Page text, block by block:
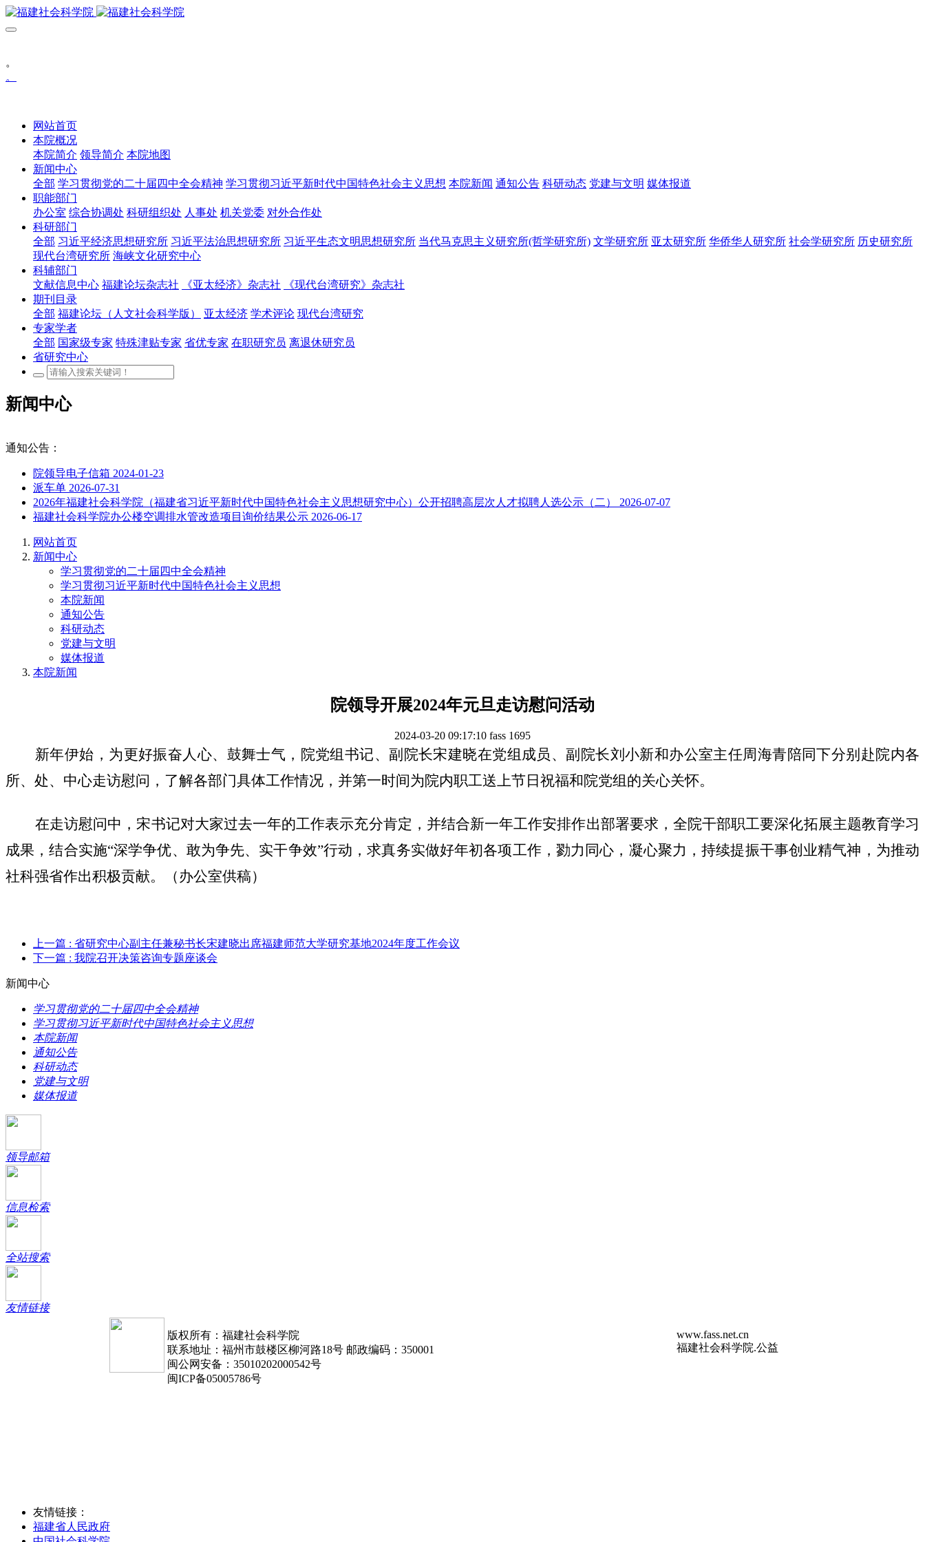
。
。
网站首页
本院概况
本院简介 领导简介 本院地图
新闻中心
全部 学习贯彻党的二十届四中全会精神 学习贯彻习近平新时代中国特色社会主义思想 本院新闻 通知公告 科研动态 党建与文明 媒体报道
职能部门
办公室 综合协调处 科研组织处 人事处 机关党委 对外合作处
科研部门
全部 习近平经济思想研究所 习近平法治思想研究所 习近平生态文明思想研究所 当代马克思主义研究所(哲学研究所) 文学研究所 亚太研究所 华侨华人研究所 社会学研究所 历史研究所
现代台湾研究所 海峡文化研究中心
科辅部门
文献信息中心 福建论坛杂志社 《亚太经济》杂志社
《现代台湾研究》杂志社
期刊目录
全部 福建论坛（人文社会科学版） 亚太经济 学术评论 现代台湾研究
专家学者
全部 国家级专家 特殊津贴专家 省优专家 在职研究员 离退休研究员
省研究中心
新闻中心
通知公告：
院领导电子信箱 2024-01-23
派车单 2026-07-31
2026年福建社会科学院（福建省习近平新时代中国特色社会主义思想研究中心）公开招聘高层次人才拟聘人选公示（二） 2026-07-07
福建社会科学院办公楼空调排水管改造项目询价结果公示 2026-06-17
网站首页
新闻中心
学习贯彻党的二十届四中全会精神
学习贯彻习近平新时代中国特色社会主义思想
本院新闻
通知公告
科研动态
党建与文明
媒体报道
本院新闻
院领导开展2024年元旦走访慰问活动
2024-03-20 09:17:10 fass 1695
新年伊始，为更好振奋人心、鼓舞士气，院党组书记、副院长宋建晓在党组成员、副院长刘小新和办公室主任周海青陪同下分别赴院内各
所、处、中心走访慰问，了解各部门具体工作情况，并第一时间为院内职工送上节日祝福和院党组的关心关怀。
在走访慰问中，宋书记对大家过去一年的工作表示充分肯定，并结合新一年工作安排作出部署要求，全院干部职工要深化拓展主题教育学习
成果，结合实施“深学争优、敢为争先、实干争效”行动，求真务实做好年初各项工作，勠力同心，凝心聚力，持续提振干事创业精气神，为推动
社科强省作出积极贡献。（办公室供稿）
上一篇 : 省研究中心副主任兼秘书长宋建晓出席福建师范大学研究基地2024年度工作会议
下一篇 : 我院召开决策咨询专题座谈会
新闻中心
学习贯彻党的二十届四中全会精神
学习贯彻习近平新时代中国特色社会主义思想
本院新闻
通知公告
科研动态
党建与文明
媒体报道
领导邮箱
信息检索
全站搜索
友情链接
版权所有：福建社会科学院
联系地址：福州市鼓楼区柳河路18号 邮政编码：350001
闽公网安备：35010202000542号
闽ICP备05005786号
www.fass.net.cn
福建社会科学院.公益
友情链接：
福建省人民政府